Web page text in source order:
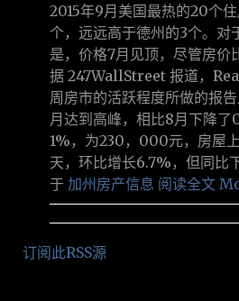
2015年9月美国最热的20个
个，远远高于德州的3个。对
是，价格7月见顶，尽管房价
据 247WallStreet 报道，
周房市的活跃程度所做的报
月达到高峰，相比8月下降了
1%，为230，000元，房屋
天，环比增长6.7%，但同比
于 加州房产信息 阅读全文
订阅此RSS源